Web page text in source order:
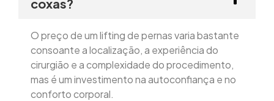
coxas?
O preço de um lifting de pernas varia bastante
consoante a localização, a experiência do
cirurgião e a complexidade do procedimento,
mas é um investimento na autoconfiança e no
conforto corporal.